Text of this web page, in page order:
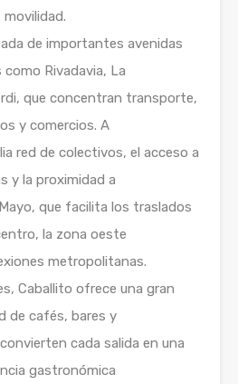
movilidad.
de importantes avenidas
Rivadavia, La
que concentran transporte,
y comercios. A
red de colectivos, el acceso a
y la proximidad a
que facilita los traslados
la zona oeste
metropolitanas.
Caballito ofrece una gran
de cafés, bares y
cada salida en una
gastronómica